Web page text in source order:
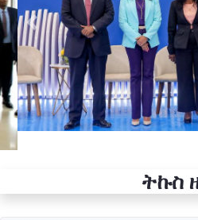
Previous